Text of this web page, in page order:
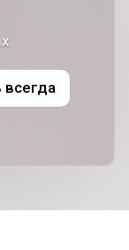
всегда